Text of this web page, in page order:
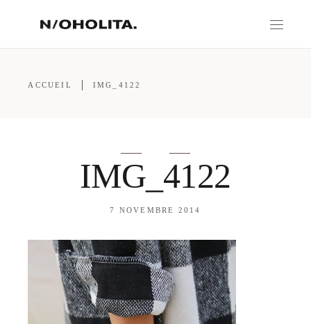
ACCUEIL IMG_4122
IMG_4122
7 NOVEMBRE 2014